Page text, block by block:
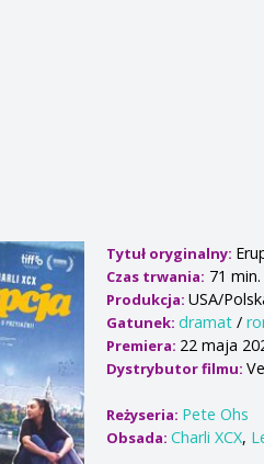
Tytuł oryginalny:
Czas trwania: 71 min.
Produkcja:USA/
Gatunek:dramat /
Premiera: 22 maja
Dystrybutor filmu:
Reżyseria: Pete Ohs
Obsada:Charli XCX,